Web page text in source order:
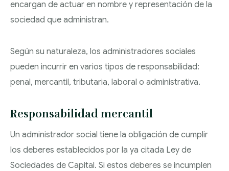
ERTE Y
Y SUCESIONES
SEPARACIONES Y
DIVORCIOS
ECONÓMICOS
PROCEDIMIENTOS
DE MODIFICACIÓN
PÚBLICA Y
CONTENCIOSO
ADMINISTRATIVO
DERECHO BANCARIO
EJECUCIONES
HIPOTECARIAS
encargan de actuar en nombre y representación de la
sociedad que administran.
Según su naturaleza, los administradores sociales
pueden incurrir en varios tipos de responsabilidad:
penal, mercantil, tributaria, laboral o administrativa.
Responsabilidad mercantil
Un administrador social tiene la obligación de cumplir
los deberes establecidos por la ya citada Ley de
Sociedades de Capital. Si estos deberes se incumplen